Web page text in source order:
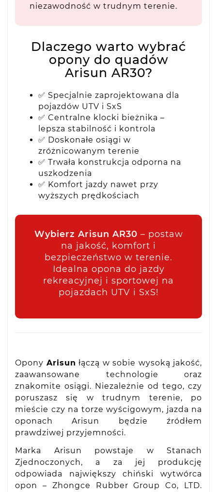
niezawodność w trudnym terenie.
Dlaczego warto wybrać
opony do quadów
Arisun AR30?
✅ Specjalnie zaprojektowana dla
pojazdów UTV i SxS
✅ Centralne klocki bieżnika –
lepsza stabilność i kontrola
✅ Doskonałe osiągi w
zróżnicowanym terenie
✅ Trwała konstrukcja odporna na
uszkodzenia
✅ Komfort jazdy nawet przy
wyższych prędkościach
Wybierz Arisun AR30 – postaw
na jakość, komfort i
bezpieczeństwo w terenie.
Idealna opona do jazdy
rekreacyjnej i sportowej na
pojazdach UTV i SxS!
Opony Arisun łączą w sobie wysoką jakość,
zaawansowane technologie oraz
znakomite osiągi. Niezależnie od tego, czy
poruszasz się w trudnym terenie, po
mieście czy na torze wyścigowym, jazda na
oponach Arisun będzie źródłem
prawdziwej przyjemności.
Marka Arisun powstaje w Stanach
Zjednoczonych, a za jej produkcję
odpowiada największy chiński wytwórca
opon – Zhongce Rubber Group Co, LTD.